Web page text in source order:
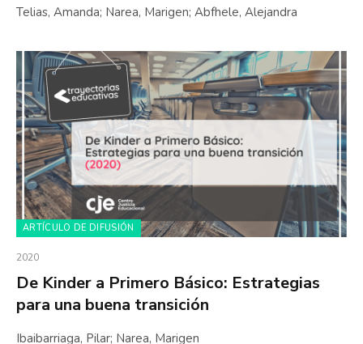
Telias, Amanda; Narea, Marigen; Abfhele, Alejandra
ARTÍCULO DE DIFUSIÓN
2020
De Kinder a Primero Básico: Estrategias
para una buena transición
Ibaibarriaga, Pilar; Narea, Marigen